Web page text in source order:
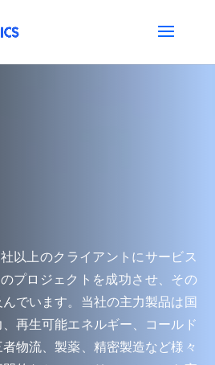
以上のクライアントにサービス
プロジェクトを成功させ、その
でいます。当社の主力製品は国
再生可能エネルギー、コールド
物流、製薬、精密製造など様々